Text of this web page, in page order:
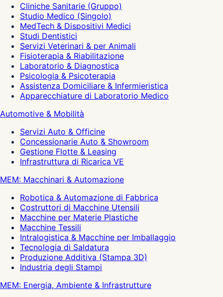
Cliniche Sanitarie (Gruppo)
Studio Medico (Singolo)
MedTech & Dispositivi Medici
Studi Dentistici
Servizi Veterinari & per Animali
Fisioterapia & Riabilitazione
Laboratorio & Diagnostica
Psicologia & Psicoterapia
Assistenza Domiciliare & Infermieristica
Apparecchiature di Laboratorio Medico
Automotive & Mobilità
Servizi Auto & Officine
Concessionarie Auto & Showroom
Gestione Flotte & Leasing
Infrastruttura di Ricarica VE
MEM: Macchinari & Automazione
Robotica & Automazione di Fabbrica
Costruttori di Macchine Utensili
Macchine per Materie Plastiche
Macchine Tessili
Intralogistica & Macchine per Imballaggio
Tecnologia di Saldatura
Produzione Additiva (Stampa 3D)
Industria degli Stampi
MEM: Energia, Ambiente & Infrastrutture